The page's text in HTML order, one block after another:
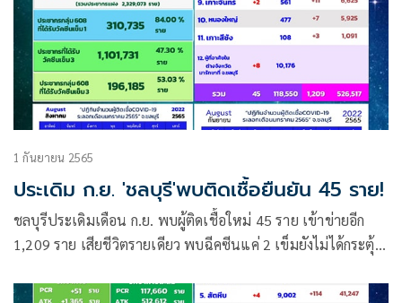
1 กันยายน 2565
ประเดิม ก.ย. 'ชลบุรี'พบติดเชื้อยืนยัน 45 ราย!
ชลบุรีประเดิมเดือน ก.ย. พบผู้ติดเชื้อใหม่ 45 ราย เข้าข่ายอีก
1,209 ราย เสียชีวิตรายเดียว พบฉีคซีนแค่ 2 เข็มยังไม่ได้กระตุ้น